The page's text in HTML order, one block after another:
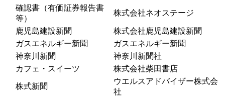
確認書（有価証券報告書
等）
株式会社ネオステージ
鹿児島建設新聞
株式会社鹿児島建設新聞
ガスエネルギー新聞
ガスエネルギー新聞
神奈川新聞
神奈川新聞社
カフェ・スイーツ
株式会社柴田書店
株式新聞
ウエルスアドバイザー株式会
社